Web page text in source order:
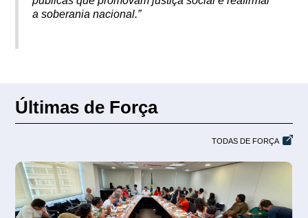
a soberania nacional.”
Últimas de Força
TODAS DE FORÇA